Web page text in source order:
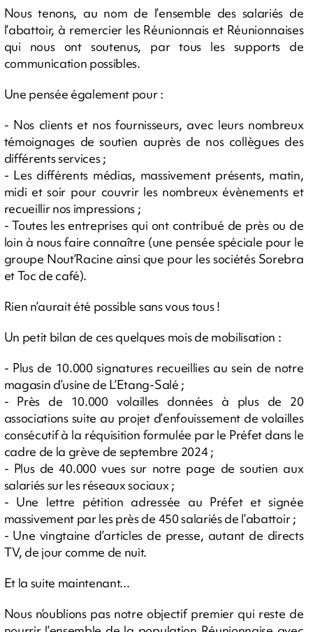
Nous tenons, au nom de l’ensemble des salariés de
l’abattoir, à remercier les Réunionnais et Réunionnaises
qui nous ont soutenus, par tous les supports de
communication possibles.
Une pensée également pour :
- Nos clients et nos fournisseurs, avec leurs nombreux
témoignages de soutien auprès de nos collègues des
différents services ;
- Les différents médias, massivement présents, matin,
midi et soir pour couvrir les nombreux évènements et
recueillir nos impressions ;
- Toutes les entreprises qui ont contribué de près ou de
loin à nous faire connaître (une pensée spéciale pour le
groupe Nout’Racine ainsi que pour les sociétés Sorebra
et Toc de café).
Rien n’aurait été possible sans vous tous !
Un petit bilan de ces quelques mois de mobilisation :
- Plus de 10.000 signatures recueillies au sein de notre
magasin d’usine de L’Etang-Salé ;
- Près de 10.000 volailles données à plus de 20
associations suite au projet d’enfouissement de volailles
consécutif à la réquisition formulée par le Préfet dans le
cadre de la grève de septembre 2024 ;
- Plus de 40.000 vues sur notre page de soutien aux
salariés sur les réseaux sociaux ;
- Une lettre pétition adressée au Préfet et signée
massivement par les près de 450 salariés de l’abattoir ;
- Une vingtaine d’articles de presse, autant de directs
TV, de jour comme de nuit.
Et la suite maintenant...
Nous n’oublions pas notre objectif premier qui reste de